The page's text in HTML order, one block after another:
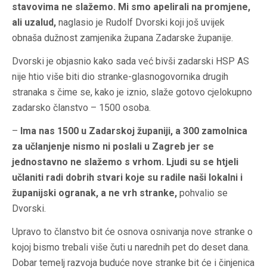
stavovima ne slažemo. Mi smo apelirali na promjene,
ali uzalud, naglasio je Rudolf Dvorski koji još uvijek
obnaša dužnost zamjenika župana Zadarske županije.
Dvorski je objasnio kako sada već bivši zadarski HSP AS
nije htio više biti dio stranke-glasnogovornika drugih
stranaka s čime se, kako je iznio, slaže gotovo cjelokupno
zadarsko članstvo – 1500 osoba.
– Ima nas 1500 u Zadarskoj županiji, a 300 zamolnica
za učlanjenje nismo ni poslali u Zagreb jer se
jednostavno ne slažemo s vrhom. Ljudi su se htjeli
učlaniti radi dobrih stvari koje su radile naši lokalni i
županijski ogranak, a ne vrh stranke, pohvalio se
Dvorski.
Upravo to članstvo bit će osnova osnivanja nove stranke o
kojoj bismo trebali više čuti u narednih pet do deset dana.
Dobar temelj razvoja buduće nove stranke bit će i činjenica